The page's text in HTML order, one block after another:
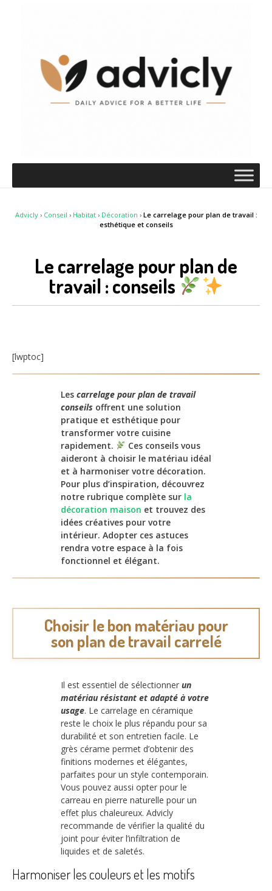
Advicly› Conseil › Habitat› Décoration › Le carrelage pour plan de travail :
esthétique et conseils
Le carrelage pour plan de
travail : conseils
[lwptoc]
Les carrelage pour plan de travail
conseils offrent une solution
pratique et esthétique pour
transformer votre cuisine
rapidement.
Ces conseils vous
aideront à choisir le matériau idéal
et à harmoniser votre décoration.
Pour plus d’inspiration, découvrez
notre rubrique complète sur la
décoration maison et trouvez des
idées créatives pour votre
intérieur. Adopter ces astuces
rendra votre espace à la fois
fonctionnel et élégant.
Choisir le bon matériau pour
son plan de travail carrelé
Il est essentiel de sélectionner un
matériau résistant et adapté à votre
usage. Le carrelage en céramique
reste le choix le plus répandu pour sa
durabilité et son entretien facile. Le
grès cérame permet d’obtenir des
finitions modernes et élégantes,
parfaites pour un style contemporain.
Vous pouvez aussi opter pour le
carreau en pierre naturelle pour un
effet plus chaleureux. Advicly
recommande de vérifier la qualité du
joint pour éviter l’infiltration de
liquides et de saletés.
Harmoniser les couleurs et les motifs